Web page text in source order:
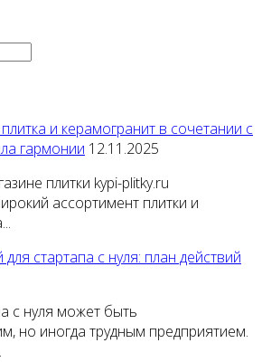
и керамогранит в сочетании с
гармонии 12.11.2025
плитки kypi-plitky.ru
ассортимент плитки и
стартапа с нуля: план действий
с нуля может быть
но иногда трудным предприятием.